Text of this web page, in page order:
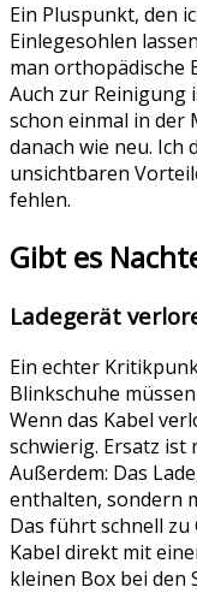
Ein Pluspunkt, den
Einlegesohlen
man orthopädische
Auch zur Reinigung
schon einmal in der
danach wie neu. Ich
unsichtbaren
fehlen.
Gibt es
Ladegerät
Ein echter
Blinkschuhe
Wenn das Kabel
schwierig. Ersatz ist
Außerdem: Das
enthalten, sondern
Das führt schnell zu
Kabel direkt mit
kleinen Box bei den